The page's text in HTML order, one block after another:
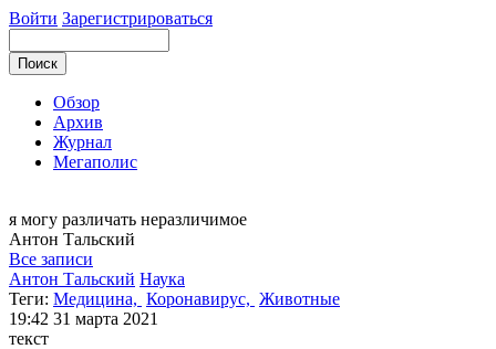
Войти Зарегистрироваться
Обзор
Архив
Журнал
Мегаполис
я могу различать неразличимое
Антон Тальский
Все записи
Антон Тальский Наука
Теги: Медицина, Коронавирус, Животные
19:42 31 марта 2021
текст